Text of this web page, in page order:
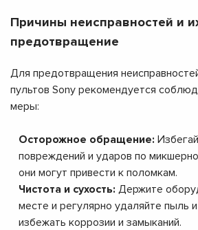
Причины неисправностей и
предотвращение
Для предотвращения
пультов Sony рекомендуется
меры:
Осторожное обращение:
повреждений и ударов по
они могут привести к поломкам.
Чистота и сухость: Держите
месте и регулярно удаляйте пыль
избежать коррозии и замыканий.